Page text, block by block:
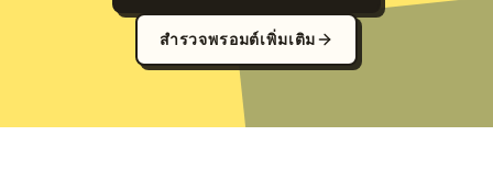
สำรวจพรอมต์เพิ่มเติม